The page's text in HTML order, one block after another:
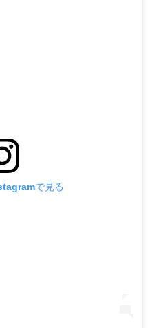
で見る